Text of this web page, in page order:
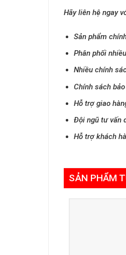
Hãy liên hệ ngay
Sản phẩm
Phân phối
Nhiều chính
Chính sách
Hỗ trợ giao
Đội ngũ tư vấn
Hỗ trợ khách
SẢN PHẨM